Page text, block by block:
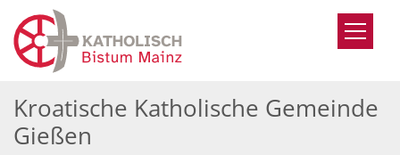
Zum Inhalt springen
Kroatische Katholische Gemeinde
Gießen